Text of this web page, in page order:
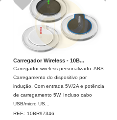
Carregador Wireless - 10B...
Carregador wireless personalizado. ABS.
Carregamento do dispositivo por
indução. Com entrada 5V/2A e potência
de carregamento 5W. Incluso cabo
USB/micro US...
REF.:10BR97346